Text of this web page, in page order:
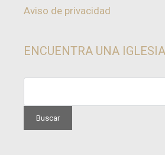
Aviso de privacidad
ENCUENTRA UNA IGLESIA